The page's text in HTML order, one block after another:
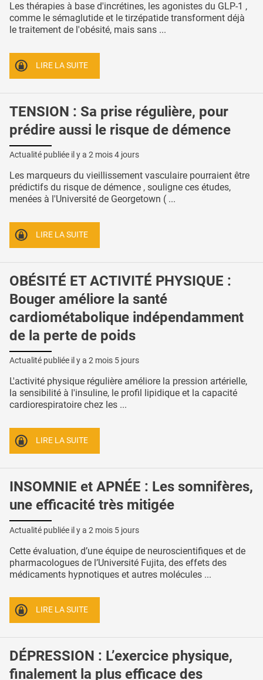
Les thérapies à base d'incrétines, les agonistes du GLP-1 ,
comme le sémaglutide et le tirzépatide transforment déjà
le traitement de l'obésité, mais sans ...
LIRE LA SUITE
TENSION : Sa prise régulière, pour
prédire aussi le risque de démence
Actualité publiée il y a 2 mois 4 jours
Les marqueurs du vieillissement vasculaire pourraient être
prédictifs du risque de démence , souligne ces études,
menées à l'Université de Georgetown ( ...
LIRE LA SUITE
OBÉSITÉ ET ACTIVITÉ PHYSIQUE :
Bouger améliore la santé
cardiométabolique indépendamment
de la perte de poids
Actualité publiée il y a 2 mois 5 jours
L'activité physique régulière améliore la pression artérielle,
la sensibilité à l'insuline, le profil lipidique et la capacité
cardiorespiratoire chez les ...
LIRE LA SUITE
INSOMNIE et APNÉE : Les somnifères,
une efficacité très mitigée
Actualité publiée il y a 2 mois 5 jours
Cette évaluation, d’une équipe de neuroscientifiques et de
pharmacologues de l’Université Fujita, des effets des
médicaments hypnotiques et autres molécules ...
LIRE LA SUITE
DÉPRESSION : L’exercice physique,
finalement la plus efficace des